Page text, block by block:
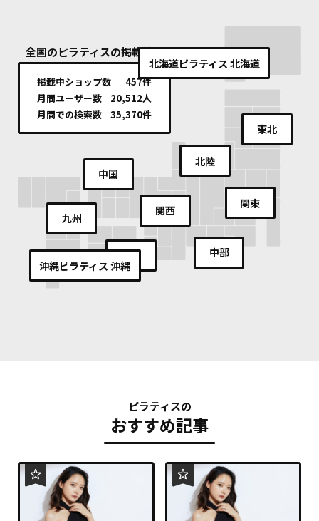
全国のピラティスの掲載情報
掲載中ショップ数
457件
月間ユーザー数
20,512人
月間での検索数
35,370件
北海道ピラティス 北海道
関東
中部
関西
中国
四国
九州
北陸
東北
沖縄ピラティス 沖縄
ピラティスの
おすすめ記事